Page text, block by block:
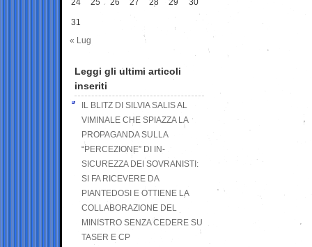
24 25 26 27 28 29 30
31
« Lug
Leggi gli ultimi articoli
inseriti
IL BLITZ DI SILVIA SALIS AL
VIMINALE CHE SPIAZZA LA
PROPAGANDA SULLA
“PERCEZIONE” DI IN-
SICUREZZA DEI SOVRANISTI:
SI FA RICEVERE DA
PIANTEDOSI E OTTIENE LA
COLLABORAZIONE DEL
MINISTRO SENZA CEDERE SU
TASER E CP